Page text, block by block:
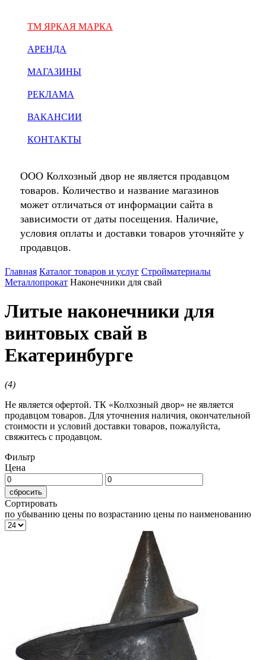
ТМ ЯРКАЯ МАРКА
АРЕНДА
МАГАЗИНЫ
РЕКЛАМА
ВАКАНСИИ
КОНТАКТЫ
ООО Колхозный двор не является продавцом
товаров. Количество и название магазинов
может отличаться от информации сайта в
зависимости от даты посещения. Наличие,
условия оплаты и доставки товаров уточняйте у
продавцов.
Главная Каталог товаров и услуг Стройматериалы
Металлопрокат Наконечники для свай
Литые наконечники для
винтовых свай в
Екатеринбурге
(4)
Не является офертой. ТК «Колхозный двор» не является
продавцом товаров. Для уточнения наличия, окончательной
стоимости и условий доставки товаров, пожалуйста,
свяжитесь с продавцом.
Фильтр
Цена
сбросить
Сортировать
по убыванию цены по возрастанию цены по наименованию